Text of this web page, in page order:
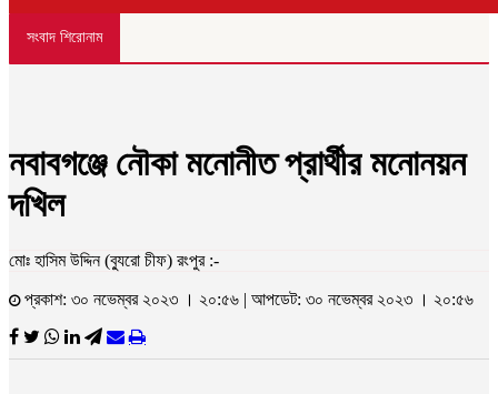
সংবাদ শিরোনাম
নবাবগঞ্জে নৌকা মনোনীত প্রার্থীর মনোনয়ন
দখিল
মোঃ হাসিম উদ্দিন (ব্যুরো চীফ) রংপুর :-
প্রকাশ: ৩০ নভেম্বর ২০২৩ । ২০:৫৬ | আপডেট: ৩০ নভেম্বর ২০২৩ । ২০:৫৬